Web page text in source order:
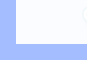
Réserver un séjour